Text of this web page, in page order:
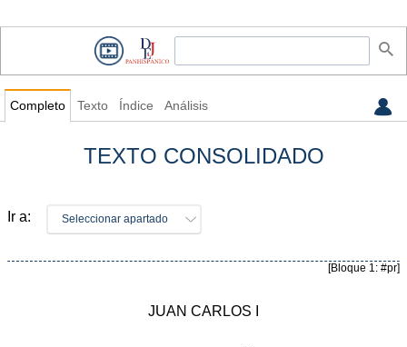
Completo Texto Índice Análisis
TEXTO CONSOLIDADO
Ir a: Seleccionar apartado
[Bloque 1: #pr]
JUAN CARLOS I